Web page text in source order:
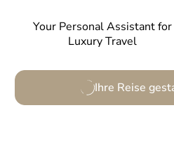
Your Personal Assistant for
Luxury Travel
Ihre Reise